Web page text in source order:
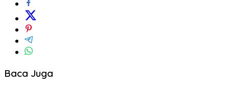
Baca Juga